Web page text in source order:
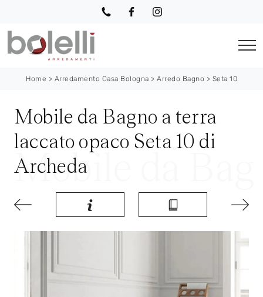
Home > Arredamento Casa Bologna > Arredo Bagno > Seta 10
Mobile da Bagno a terra
laccato opaco Seta 10 di
Archeda